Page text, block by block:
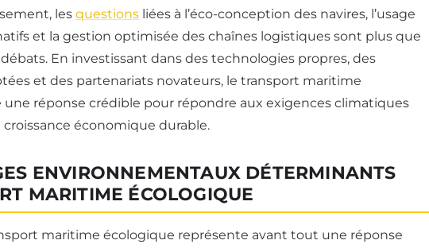
les questions liées à l’éco-conception des navires, l’usage
et la gestion optimisée des chaînes logistiques sont plus que
En investissant dans des technologies propres, des
et des partenariats novateurs, le transport maritime
réponse crédible pour répondre aux exigences climatiques
économique durable.
ENVIRONNEMENTAUX DÉTERMINANTS
MARITIME ÉCOLOGIQUE
maritime écologique représente avant tout une réponse